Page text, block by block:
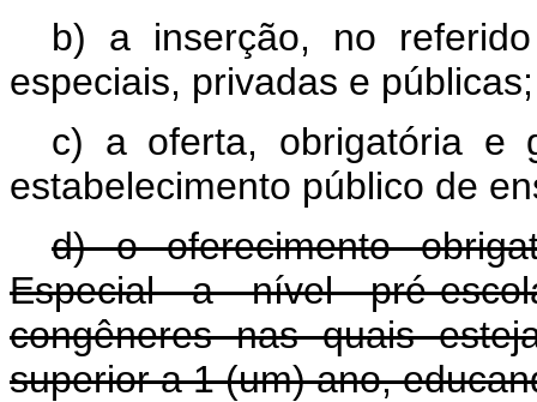
b) a inserção, no
especiais, privadas e públicas;
c) a oferta, obrigatória e
estabelecimento público de
d) o oferecimento
Especial a nível pré-
congêneres nas quais
superior a 1 (um) ano,